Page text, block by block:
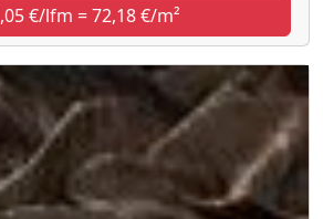
€/lfm = 72,18 €/m²